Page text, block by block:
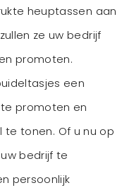
heuptassen aan
ze uw bedrijf
promoten.
een
promoten en
te tonen. Of u nu op
bedrijf te
persoonlijk